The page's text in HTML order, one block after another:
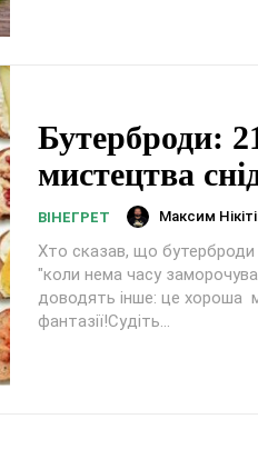
Бутерброди:
мистецтва
ВІНЕГРЕТ Максим
Хто сказав, що бутерброди
"коли нема часу
доводять інше: це хороша
фантазії!Судіть...